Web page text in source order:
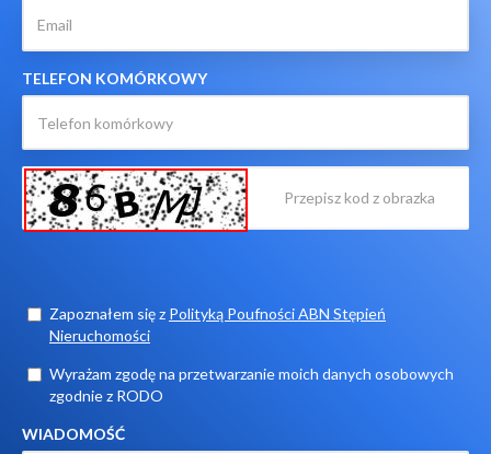
TELEFON KOMÓRKOWY
Zapoznałem się z Polityką Poufności ABN Stępień
Nieruchomości
Wyrażam zgodę na przetwarzanie moich danych osobowych
zgodnie z RODO
WIADOMOŚĆ